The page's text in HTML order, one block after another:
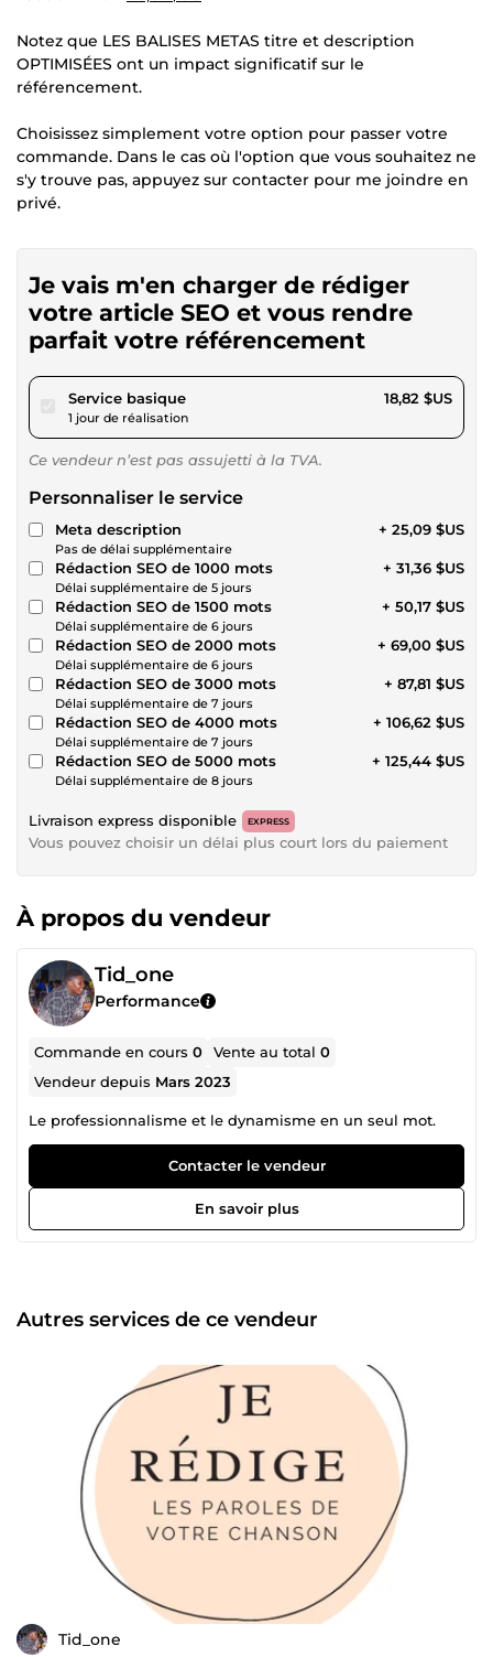
Notez que LES BALISES METAS titre et description
OPTIMISÉES ont un impact significatif sur le
référencement.
Choisissez simplement votre option pour passer votre
commande. Dans le cas où l'option que vous souhaitez ne
s'y trouve pas, appuyez sur contacter pour me joindre en
privé.
Je vais m'en charger de rédiger
votre article SEO et vous rendre
parfait votre référencement
Service basiquepour 17,34 $US
1 jour de réalisation
18,82 $US
Ce vendeur n’est pas assujetti à la TVA.
Personnaliser le service
Meta description
Pas de délai supplémentaire
+ 25,09 $US
Rédaction SEO de 1000 mots
Délai supplémentaire de 5 jours
+ 31,36 $US
Rédaction SEO de 1500 mots
Délai supplémentaire de 6 jours
+ 50,17 $US
Rédaction SEO de 2000 mots
Délai supplémentaire de 6 jours
+ 69,00 $US
Rédaction SEO de 3000 mots
Délai supplémentaire de 7 jours
+ 87,81 $US
Rédaction SEO de 4000 mots
Délai supplémentaire de 7 jours
+ 106,62 $US
Rédaction SEO de 5000 mots
Délai supplémentaire de 8 jours
+ 125,44 $US
Livraison express disponible EXPRESS
Vous pouvez choisir un délai plus court lors du paiement
À propos du vendeur
Tid_one
Performance
Commande en cours0 Vente au total0
Vendeur depuis Mars 2023
Le professionnalisme et le dynamisme en un seul mot.
Contacter le vendeur
En savoir plus
Autres services de ce vendeur
Tid_one